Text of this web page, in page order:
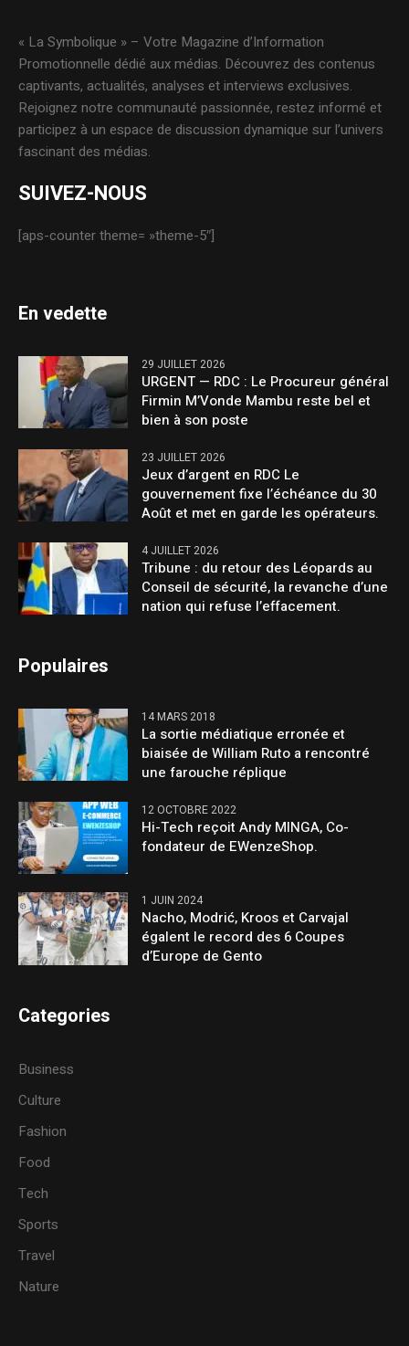
« La Symbolique » – Votre Magazine d’Information
Promotionnelle dédié aux médias. Découvrez des contenus
captivants, actualités, analyses et interviews exclusives.
Rejoignez notre communauté passionnée, restez informé et
participez à un espace de discussion dynamique sur l’univers
fascinant des médias.
SUIVEZ-NOUS
[aps-counter theme= »theme-5″]
En vedette
29 JUILLET 2026
URGENT — RDC : Le Procureur général
Firmin M’Vonde Mambu reste bel et
bien à son poste
23 JUILLET 2026
Jeux d’argent en RDC Le
gouvernement fixe l’échéance du 30
Août et met en garde les opérateurs.
4 JUILLET 2026
Tribune : du retour des Léopards au
Conseil de sécurité, la revanche d’une
nation qui refuse l’effacement.
Populaires
14 MARS 2018
La sortie médiatique erronée et
biaisée de William Ruto a rencontré
une farouche réplique
12 OCTOBRE 2022
Hi-Tech reçoit Andy MINGA, Co-
fondateur de EWenzeShop.
1 JUIN 2024
Nacho, Modrić, Kroos et Carvajal
égalent le record des 6 Coupes
d’Europe de Gento
Categories
Business
Culture
Fashion
Food
Tech
Sports
Travel
Nature